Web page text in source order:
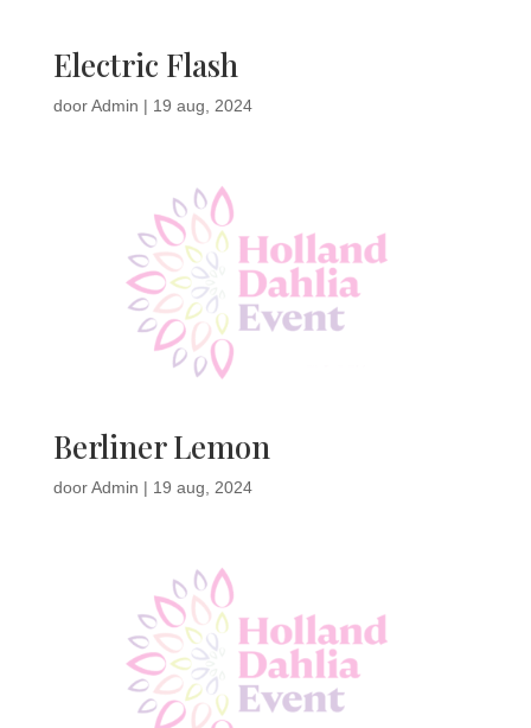
Electric Flash
doorAdmin | 19 aug, 2024
Berliner Lemon
doorAdmin | 19 aug, 2024